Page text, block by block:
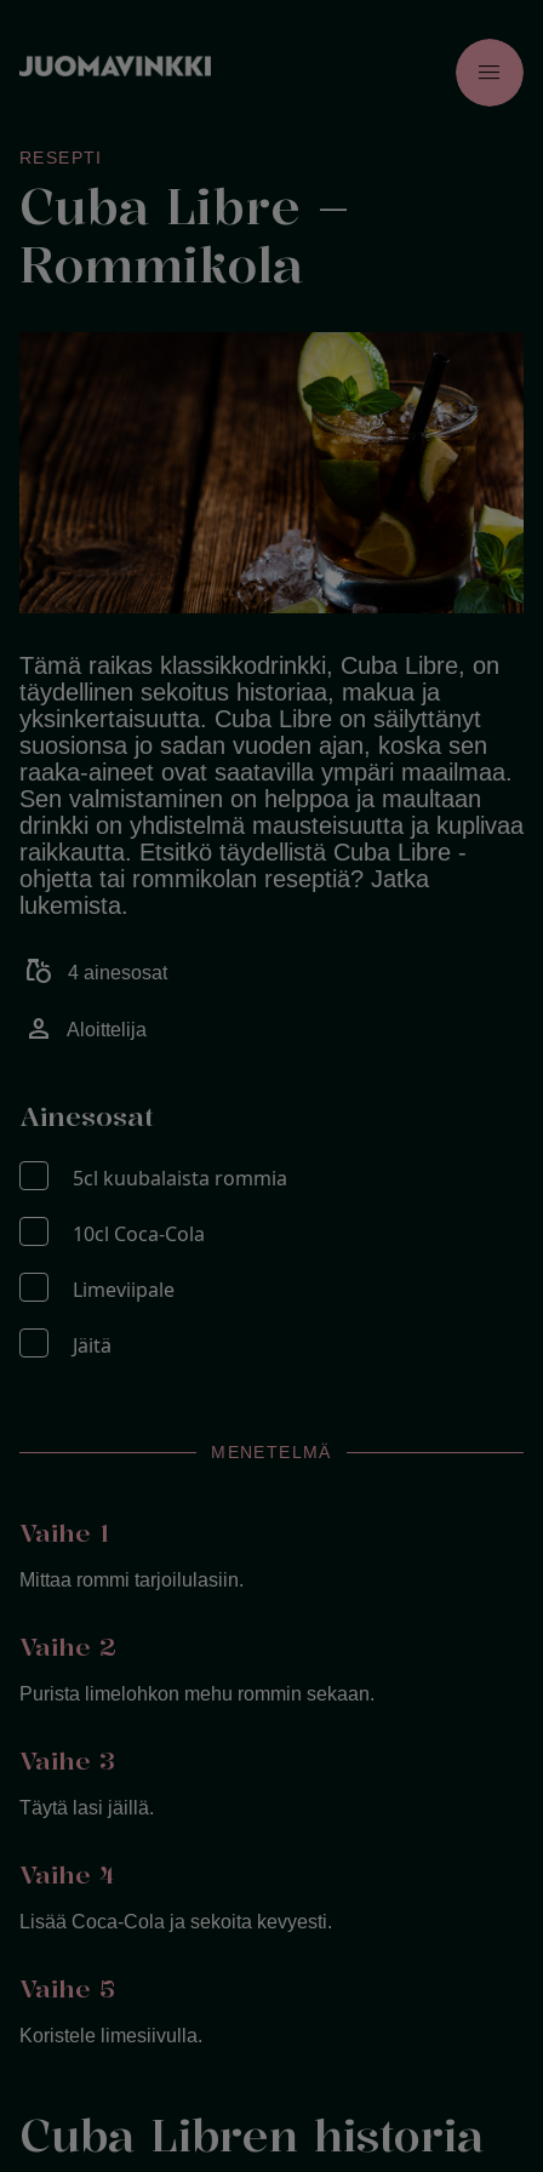
menu
RESEPTI
Cuba Libre –
Rommikola
Tämä raikas klassikkodrinkki, Cuba Libre, on
täydellinen sekoitus historiaa, makua ja
yksinkertaisuutta. Cuba Libre on säilyttänyt
suosionsa jo sadan vuoden ajan, koska sen
raaka-aineet ovat saatavilla ympäri maailmaa.
Sen valmistaminen on helppoa ja maultaan
drinkki on yhdistelmä mausteisuutta ja kuplivaa
raikkautta. Etsitkö täydellistä Cuba Libre -
ohjetta tai rommikolan reseptiä? Jatka
lukemista.
grocery 4 ainesosat
person Aloittelija
Ainesosat
5cl kuubalaista rommia
10cl Coca-Cola
Limeviipale
Jäitä
MENETELMÄ
Vaihe 1
Mittaa rommi tarjoilulasiin.
Vaihe 2
Purista limelohkon mehu rommin sekaan.
Vaihe 3
Täytä lasi jäillä.
Vaihe 4
Lisää Coca-Cola ja sekoita kevyesti.
Vaihe 5
Koristele limesiivulla.
Cuba Libren historia